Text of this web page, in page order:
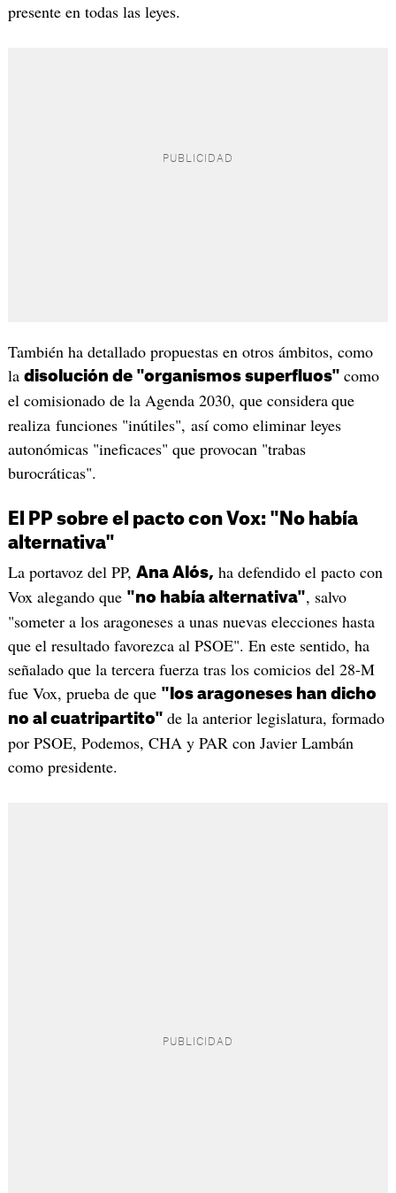
presente en todas las leyes.
También ha detallado propuestas en otros ámbitos, como
la disolución de "organismos superfluos" como
el comisionado de la Agenda 2030, que consideraque
realiza funciones "inútiles", así como eliminar leyes
autonómicas "ineficaces" que provocan "trabas
burocráticas".
El PP sobre el pacto con Vox: "No había
alternativa"
La portavoz del PP, Ana Alós, ha defendido el pacto con
Vox alegando que "no había alternativa", salvo
"someter a los aragoneses a unas nuevas elecciones hasta
que el resultado favorezca al PSOE". En este sentido, ha
señalado que la tercera fuerza tras los comicios del 28-M
fue Vox, prueba de que "los aragoneses han dicho
no al cuatripartito" de la anterior legislatura, formado
por PSOE, Podemos, CHA y PAR con Javier Lambán
como presidente.